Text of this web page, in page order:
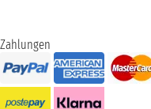
Zahlungen